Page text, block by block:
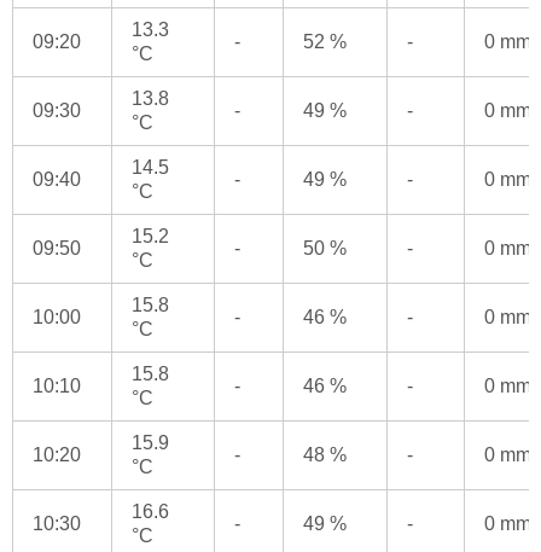
09:20
13.3
°C
- 52 % - 0 mm
09:30
13.8
°C
- 49 % - 0 mm
09:40
14.5
°C
- 49 % - 0 mm
09:50
15.2
°C
- 50 % - 0 mm
10:00
15.8
°C
- 46 % - 0 mm
10:10
15.8
°C
- 46 % - 0 mm
10:20
15.9
°C
- 48 % - 0 mm
10:30
16.6
°C
- 49 % - 0 mm